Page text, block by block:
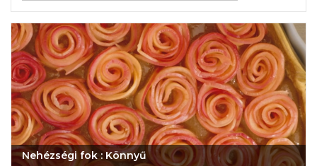
Nehézségi fok : Könnyű